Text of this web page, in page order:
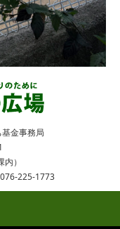
金事務局
）
225-1773